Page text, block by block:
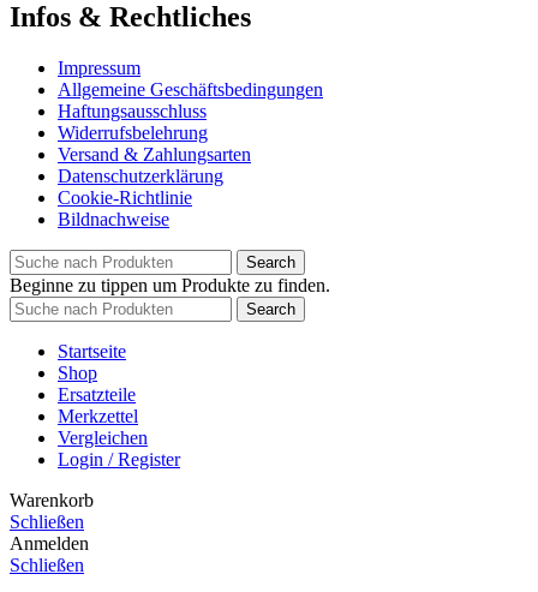
Infos & Rechtliches
Impressum
Allgemeine Geschäftsbedingungen
Haftungsausschluss
Widerrufsbelehrung
Versand & Zahlungsarten
Datenschutzerklärung
Cookie-Richtlinie
Bildnachweise
Search
Beginne zu tippen um Produkte zu finden.
Search
Startseite
Shop
Ersatzteile
Merkzettel
Vergleichen
Login / Register
Warenkorb
Schließen
Anmelden
Schließen